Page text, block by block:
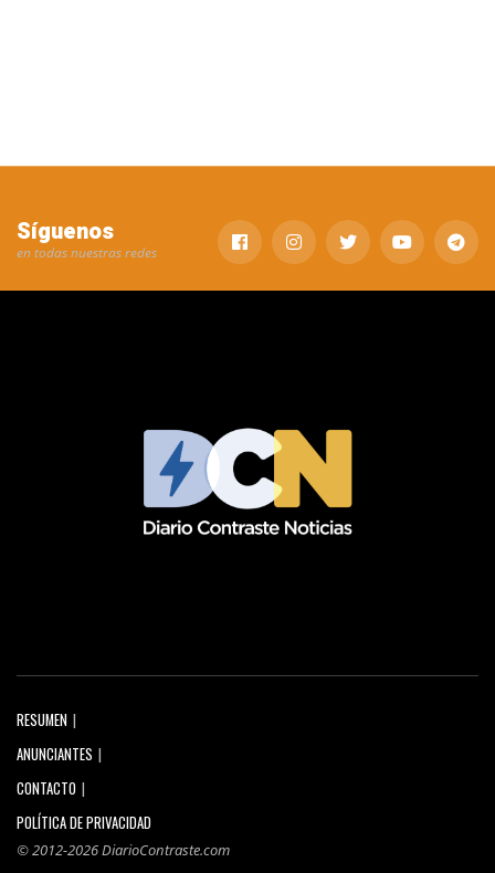
Síguenos
en todas nuestras redes
RESUMEN
ANUNCIANTES
CONTACTO
POLÍTICA DE PRIVACIDAD
© 2012-2026 DiarioContraste.com